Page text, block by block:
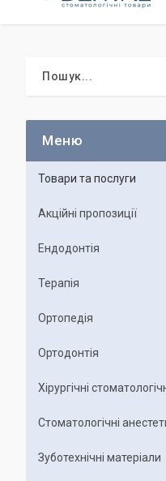
Товари та послуги
Акційні пропозиції
Ендодонтія
Терапія
Ортопедія
Ортодонтія
Хірургічні
Стоматологічні
Зуботехнічні матеріали